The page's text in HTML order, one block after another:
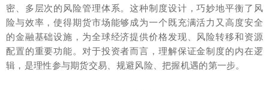
密、多层次的风险管理体系。这种制度设计，巧妙地平衡了风
险与效率，使得期货市场能够成为一个既充满活力又高度安全
的金融基础设施，为全球经济提供价格发现、风险转移和资源
配置的重要功能。对于投资者而言，理解保证金制度的内在逻
辑，是理性参与期货交易、规避风险、把握机遇的第一步。